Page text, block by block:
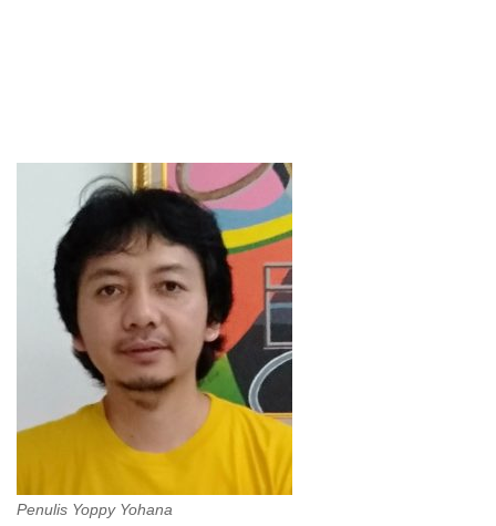
Penulis Yoppy Yohana